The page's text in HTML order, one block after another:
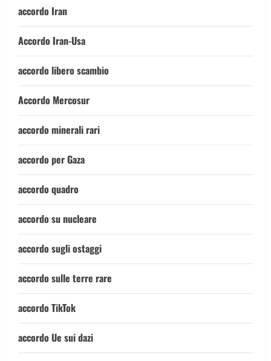
accordo Iran
Accordo Iran-Usa
accordo libero scambio
Accordo Mercosur
accordo minerali rari
accordo per Gaza
accordo quadro
accordo su nucleare
accordo sugli ostaggi
accordo sulle terre rare
accordo TikTok
accordo Ue sui dazi